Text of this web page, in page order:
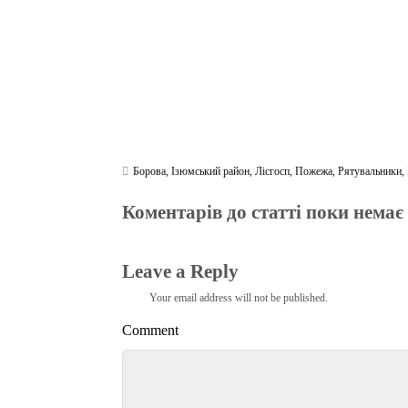
Борова,Ізюмський район,Лісгосп,Пожежа,Рятувальники,
Коментарів до статті поки немає
Leave a Reply
Your email address will not be published.
Comment